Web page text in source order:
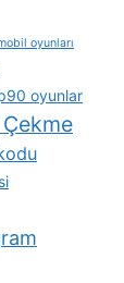
oyunları
oyunlar